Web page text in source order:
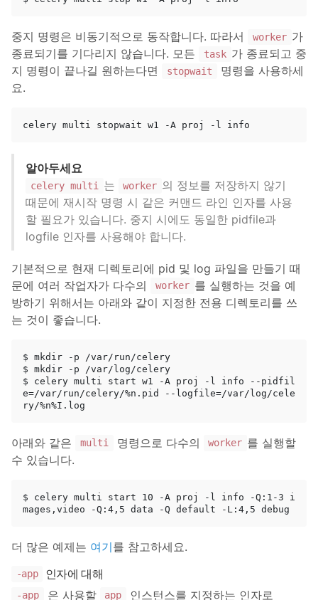
중지 명령은 비동기적으로 동작합니다. 따라서 worker 가
종료되기를 기다리지 않습니다. 모든
task 가 종료되고 중
지 명령이 끝나길 원하는다면
stopwait
명령을 사용하세
요.
알아두세요
celery multi 는 worker 의 정보를 저장하지 않기
때문에 재시작 명령 시 같은 커맨드 라인 인자를 사용
할 필요가 있습니다. 중지 시에도 동일한 pidfile과
logfile 인자를 사용해야 합니다.
기본적으로 현재 디렉토리에 pid 및 log 파일을 만들기 때
문에 여러 작업자가 다수의
worker 를 실행하는 것을 예
방하기 위해서는 아래와 같이 지정한 전용 디렉토리를 쓰
는 것이 좋습니다.
$ mkdir -p /var/run/celery
$ mkdir -p /var/log/celery
$ celery multi start w1 -A proj -l info --pidfil
e=/var/run/celery/%n.pid --logfile=/var/log/cele
아래와 같은 multi 명령으로 다수의 worker 를 실행할
수 있습니다.
$ celery multi start 10 -A proj -l info -Q:1-3 i
더 많은 예제는 여기를 참고하세요.
-app 인자에 대해
-app 은 사용할 app 인스턴스를 지정하는 인자로